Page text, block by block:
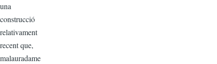
una
construcció
relativament
recent que,
malauradame